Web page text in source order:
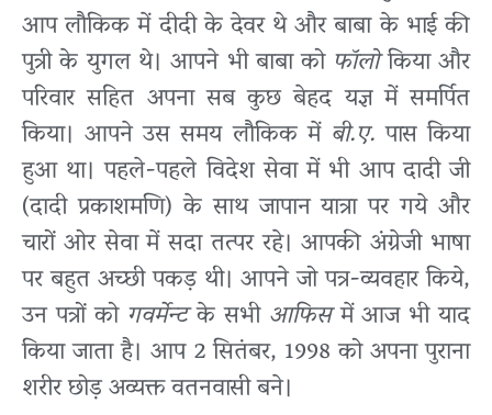
आप लौकिक में दीदी के देवर थे और बाबा के भाई की
पुत्री के युगल थे। आपने भी बाबा कोफॉलोकिया और
परिवार सहित अपना सब कुछ बेहद यज्ञ में समर्पित
किया। आपने उस समय लौकिक में बी.ए.पास किया
हुआ था। पहले-पहले विदेश सेवा में भी आप दादी जी
(दादी प्रकाशमणि) के साथ जापान यात्रा पर गये और
चारों ओर सेवा में सदा तत्पर रहे। आपकी अंग्रेजी भाषा
पर बहुत अच्छी पकड़ थी। आपने जो पत्र-व्यवहार किये,
उन पत्रों कोगवर्मेन्टके सभीआफिसमें आज भी याद
किया जाता है। आप 2 सितंबर, 1998 को अपना पुराना
शरीर छोड़ अव्यक्त वतनवासी बने।